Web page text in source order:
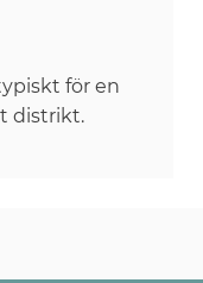
för en
distrikt.